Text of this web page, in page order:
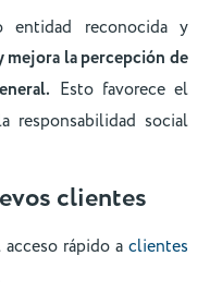
entidad reconocida y
mejora la percepción de
Esto favorece el
responsabilidad social
clientes
rápido a clientes